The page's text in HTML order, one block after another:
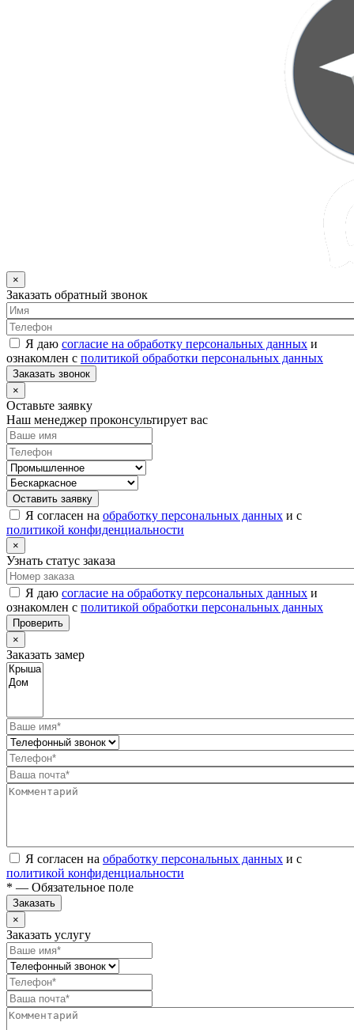
×
Заказать обратный звонок
Я даю согласие на обработку персональных данных и
ознакомлен с политикой обработки персональных данных
Заказать звонок
×
Оставьте заявку
Наш менеджер проконсультирует вас
Оставить заявку
Я согласен на обработку персональных данных и с
политикой конфиденциальности
×
Узнать статус заказа
Я даю согласие на обработку персональных данных и
ознакомлен с политикой обработки персональных данных
Проверить
×
Заказать замер
Я согласен на обработку персональных данных и с
политикой конфиденциальности
* — Обязательное поле
Заказать
×
Заказать услугу